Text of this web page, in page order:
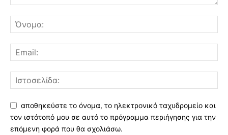
αποθηκεύστε το όνομα, το ηλεκτρονικό ταχυδρομείο και
τον ιστότοπό μου σε αυτό το πρόγραμμα περιήγησης για την
επόμενη φορά που θα σχολιάσω.